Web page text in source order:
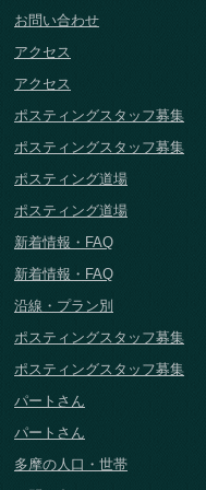
お問い合わせ
アクセス
アクセス
ポスティングスタッフ募集
ポスティングスタッフ募集
ポスティング道場
ポスティング道場
新着情報・FAQ
新着情報・FAQ
沿線・プラン別
ポスティングスタッフ募集
ポスティングスタッフ募集
パートさん
パートさん
多摩の人口・世帯